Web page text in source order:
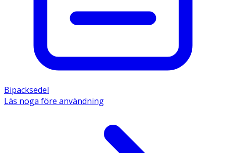
Bipacksedel
Läs noga före användning